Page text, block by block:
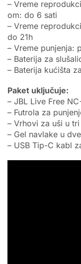
– Vreme
om: do 6 sati
– Vreme
do 21h
– Vreme punjenja:
– Baterija za
– Baterija kućišta
Paket uključuje:
– JBL Live Free
– Futrola za
– Vrhovi za uši u
– Gel navlake u
– USB Tip-C kabl